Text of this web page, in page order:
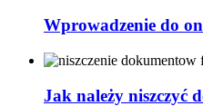
Wprowadzenie do
Jak należy niszczyć